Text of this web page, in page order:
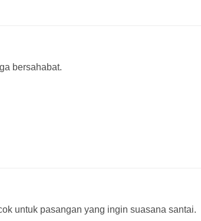
bersahabat.
untuk pasangan yang ingin suasana santai.